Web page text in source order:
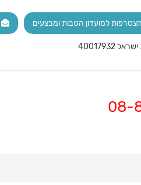
הצטרפות למועדון הטבות ומבצעים